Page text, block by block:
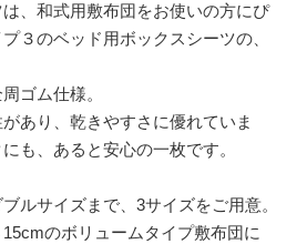
、和式用敷布団をお使いの方にぴ
３のベッド用ボックスシーツの、
ゴム仕様。
あり、乾きやすさに優れていま
も、あると安心の一枚です。
ルサイズまで、3サイズをご用意。
のボリュームタイプ敷布団に